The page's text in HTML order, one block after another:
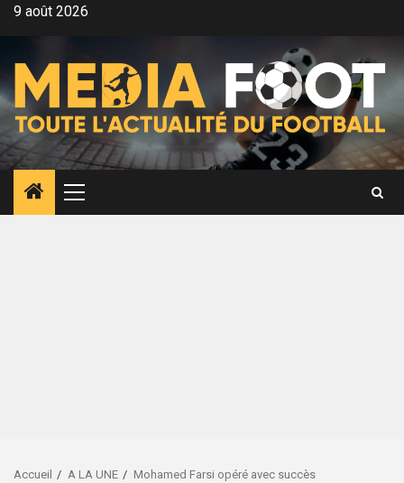
Aller9 août 2026
Menu
principal
Accueil A LA UNE Mohamed Farsi opéré avec succès